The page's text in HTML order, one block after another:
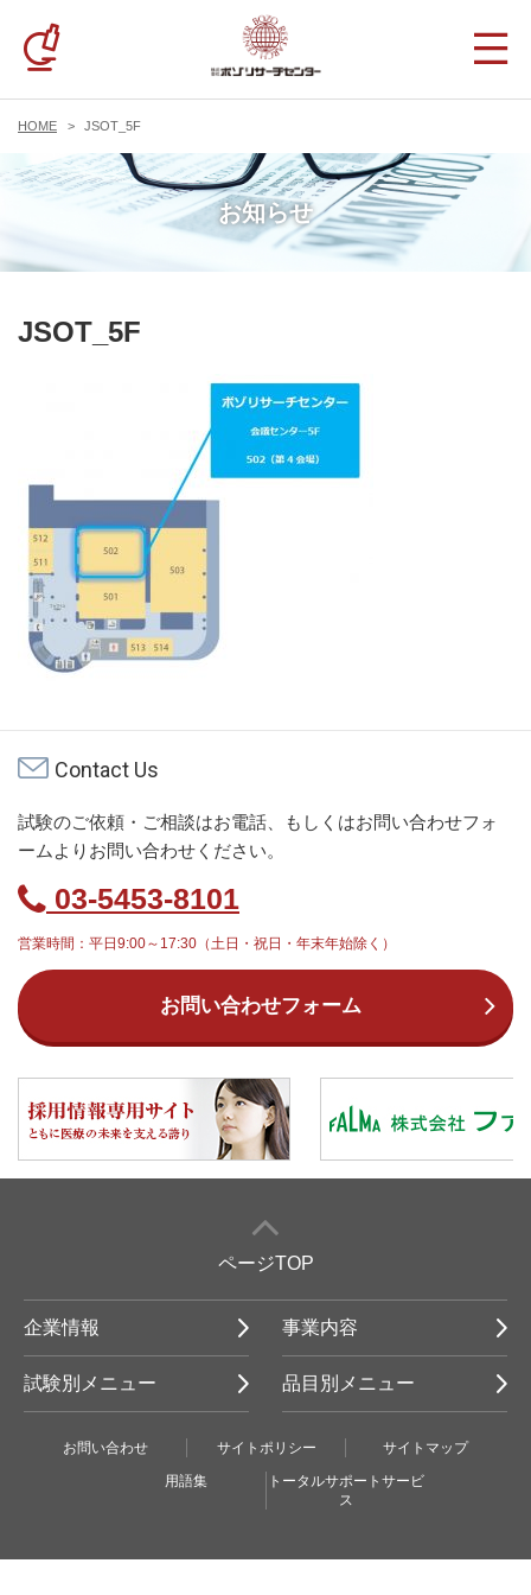
HOME JSOT_5F
お知らせ
JSOT_5F
Contact Us
試験のご依頼・ご相談はお電話、もしくはお問い合わせフォ
ームよりお問い合わせください。
03-5453-8101
営業時間：平日9:00～17:30（土日・祝日・年末年始除く）
お問い合わせフォーム
ページTOP
企業情報 事業内容
試験別メニュー 品目別メニュー
お問い合わせ サイトポリシー
サイトマップ
用語集
トータルサポートサービ
ス